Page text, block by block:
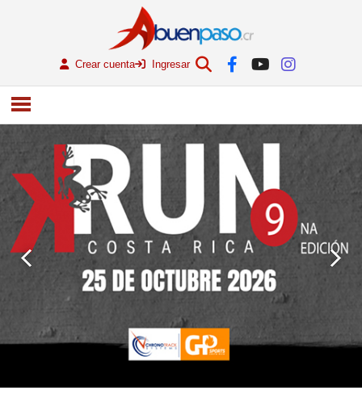
Crear cuenta Ingresar